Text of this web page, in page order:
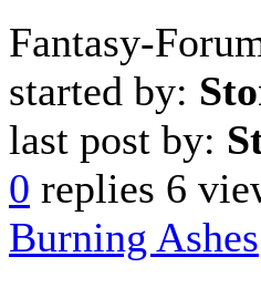
Fantasy-
started by:
last post by:
0 replies 6
Burning Ashes